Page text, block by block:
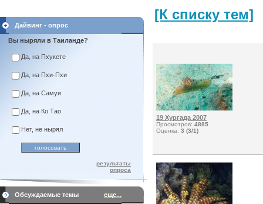
Дайвинг - опрос
Вы ныряли в Таиланде?
Да, на Пхукете
Да, на Пхи-Пхи
Да, на Самуи
Да, на Ко Тао
Нет, не нырял
результаты
опроса
Обсуждаемые темы
еще...
[К списку тем]
19 Хургада 2007
Просмотров: 4885
Оценка: 3 (3/1)